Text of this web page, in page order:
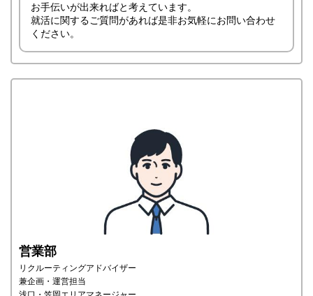
お手伝いが出来ればと考えています。
就活に関するご質問があれば是非お気軽にお問い合わせ
ください。
営業部
リクルーティングアドバイザー
兼企画・運営担当